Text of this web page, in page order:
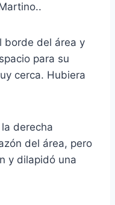
borde del área y
para su
cerca. Hubiera
derecha
del área, pero
y dilapidó una